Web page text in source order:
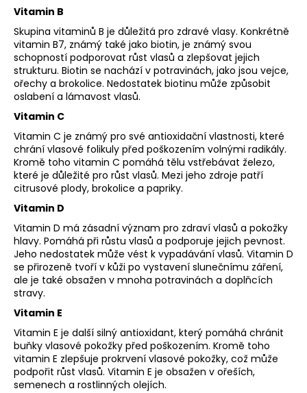
Vitamin B
Skupina vitaminů B je důležitá pro zdravé vlasy. Konkrétně
vitamin B7, známý také jako biotin, je známý svou
schopností podporovat růst vlasů a zlepšovat jejich
strukturu. Biotin se nachází v potravinách, jako jsou vejce,
ořechy a brokolice. Nedostatek biotinu může způsobit
oslabení a lámavost vlasů.
Vitamin C
Vitamin C je známý pro své antioxidační vlastnosti, které
chrání vlasové folikuly před poškozením volnými radikály.
Kromě toho vitamin C pomáhá tělu vstřebávat železo,
které je důležité pro růst vlasů. Mezi jeho zdroje patří
citrusové plody, brokolice a papriky.
Vitamin D
Vitamin D má zásadní význam pro zdraví vlasů a pokožky
hlavy. Pomáhá při růstu vlasů a podporuje jejich pevnost.
Jeho nedostatek může vést k vypadávání vlasů. Vitamin D
se přirozeně tvoří v kůži po vystavení slunečnímu záření,
ale je také obsažen v mnoha potravinách a doplňcích
stravy.
Vitamin E
Vitamin E je další silný antioxidant, který pomáhá chránit
buňky vlasové pokožky před poškozením. Kromě toho
vitamin E zlepšuje prokrvení vlasové pokožky, což může
podpořit růst vlasů. Vitamin E je obsažen v ořeších,
semenech a rostlinných olejích.